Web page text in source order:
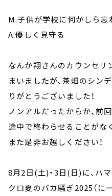
M.子供が学校に何かしら忘
A.優しく見守る
なんか翔さんのカウンセリ
まいましたが、茶畑のシン
りがとうございました！
ノンアルだったからか、前
途中で終わらせることがな
また是非お越しください！
8月2日(土)・3日(日)に、ハ
クロ夏のバカ騒ぎ2025（に